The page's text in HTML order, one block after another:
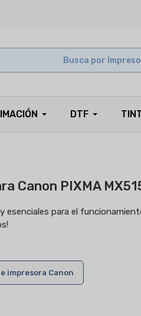
DTF
Canon PIXMA
esenciales para el
impresora Canon